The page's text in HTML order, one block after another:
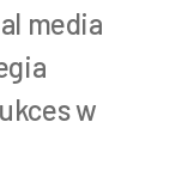
media
w